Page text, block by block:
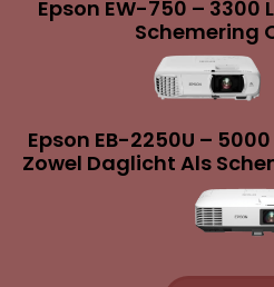
Epson EW-750 – 3300
Schemering
Epson EB-2250U –
Zowel Daglicht Als